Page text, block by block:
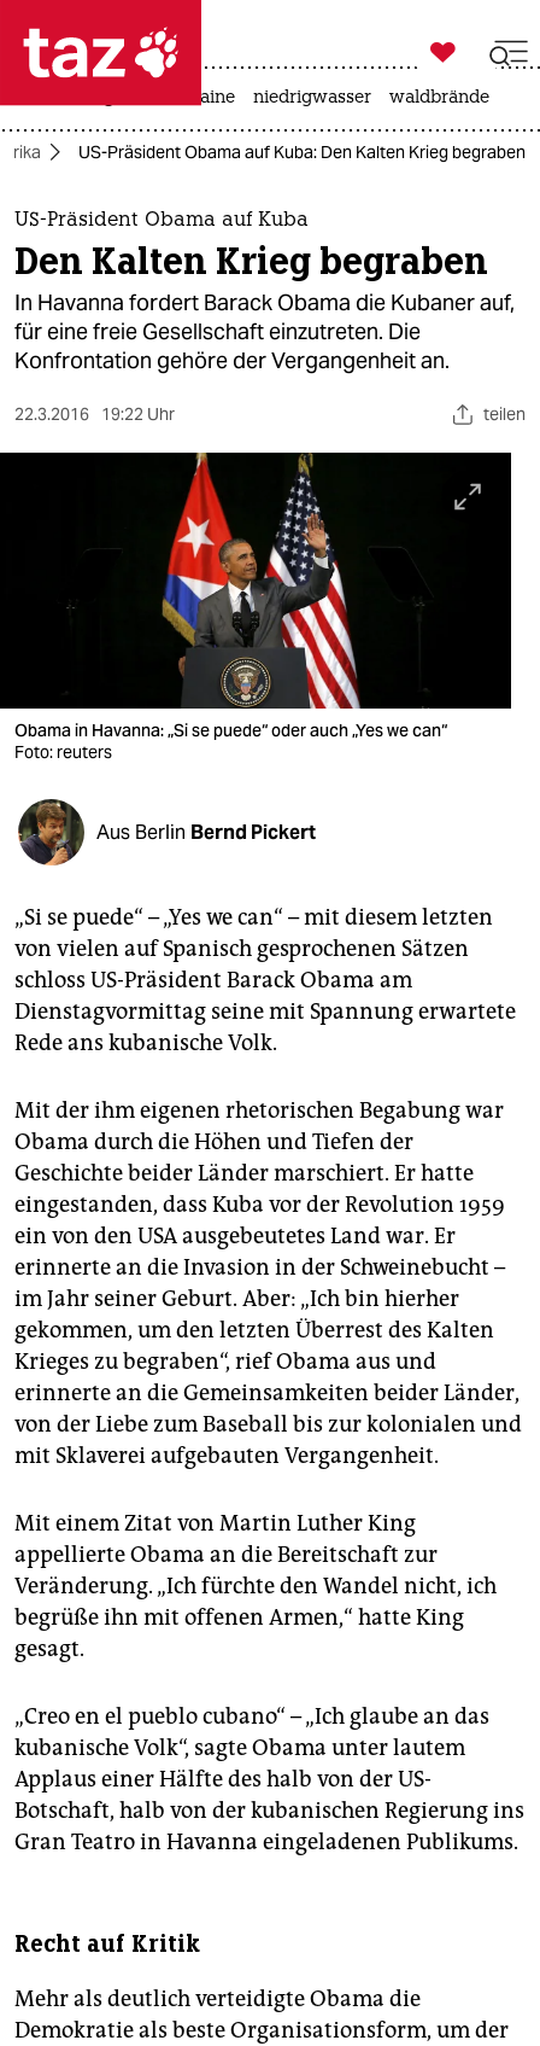
 taz zahl ich
taz zahl ich
themen
politik
öko
verlag
verlag
veranstaltungen
shop
unterstützen
abo
genossenschaft

taz zahl ich
krieg in der ukraine niedrigwasser waldbrände
US-Präsident Obama auf Kuba: Den Kalten Krieg begraben
US-Präsident Obama auf Kuba
Den Kalten Krieg begraben
In Havanna fordert Barack Obama die Kubaner auf,
für eine freie Gesellschaft einzutreten. Die
Konfrontation gehöre der Vergangenheit an.
22.3.2016 19:22 Uhr teilen
Obama in Havanna: „Si se puede“ oder auch „Yes we can“
Foto: reuters
Aus Berlin Bernd Pickert
„Si se puede“ – „Yes we can“ – mit diesem letzten
von vielen auf Spanisch gesprochenen Sätzen
schloss US-Präsident Barack Obama am
Dienstagvormittag seine mit Spannung erwartete
Rede ans kubanische Volk.
Mit der ihm eigenen rhetorischen Begabung war
Obama durch die Höhen und Tiefen der
Geschichte beider Länder marschiert. Er hatte
eingestanden, dass Kuba vor der Revolution 1959
ein von den USA ausgebeutetes Land war. Er
erinnerte an die Invasion in der Schweinebucht –
im Jahr seiner Geburt. Aber: „Ich bin hierher
gekommen, um den letzten Überrest des Kalten
Krieges zu begraben“, rief Obama aus und
erinnerte an die Gemeinsamkeiten beider Länder,
von der Liebe zum Baseball bis zur kolonialen und
mit Sklaverei aufgebauten Vergangenheit.
Mit einem Zitat von Martin Luther King
appellierte Obama an die Bereitschaft zur
Veränderung. „Ich fürchte den Wandel nicht, ich
begrüße ihn mit offenen Armen,“ hatte King
gesagt.
„Creo en el pueblo cubano“ – „Ich glaube an das
kubanische Volk“, sagte Obama unter lautem
Applaus einer Hälfte des halb von der US-
Botschaft, halb von der kubanischen Regierung ins
Gran Teatro in Havanna eingeladenen Publikums.
Recht auf Kritik
Mehr als deutlich verteidigte Obama die
Demokratie als beste Organisationsform, um der